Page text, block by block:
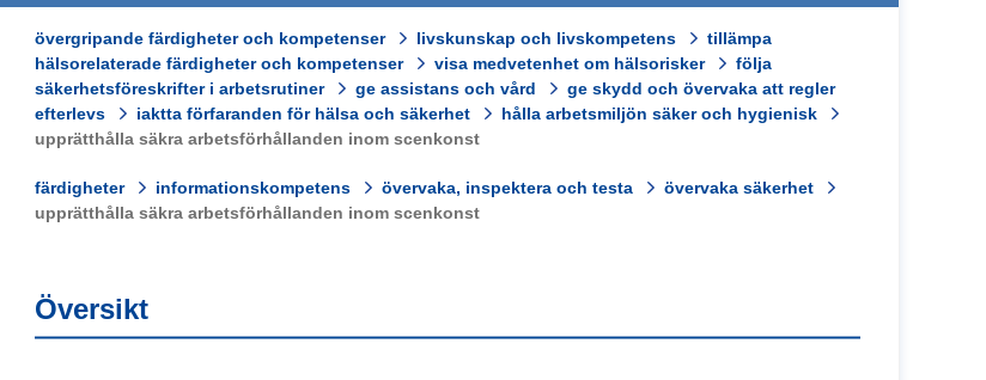
övergripande färdigheter och kompetenser livskunskap och livskompetens
tillämpa
hälsorelaterade färdigheter och kompetenser
visa medvetenhet om hälsorisker
följa
säkerhetsföreskrifter i arbetsrutiner
ge assistans och vård
ge skydd och övervaka att regler
efterlevs
iaktta förfaranden för hälsa och säkerhet
hålla arbetsmiljön säker och hygienisk
upprätthålla säkra arbetsförhållanden inom scenkonst
färdigheter informationskompetens övervaka, inspektera och testa
övervaka säkerhet
upprätthålla säkra arbetsförhållanden inom scenkonst
Översikt